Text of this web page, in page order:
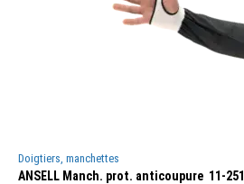
Doigtiers, manchettes
ANSELL Manch. prot. anti­coupure 11-251